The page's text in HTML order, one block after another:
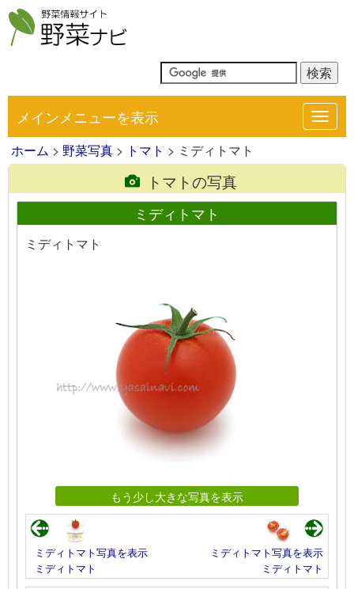
メインメニューを表示
ホーム > 野菜写真 > トマト > ミディトマト
トマトの写真
ミディトマト
ミディトマト
もう少し大きな写真を表示
ミディトマト写真を表示
ミディトマト
ミディトマト写真を表示
ミディトマト